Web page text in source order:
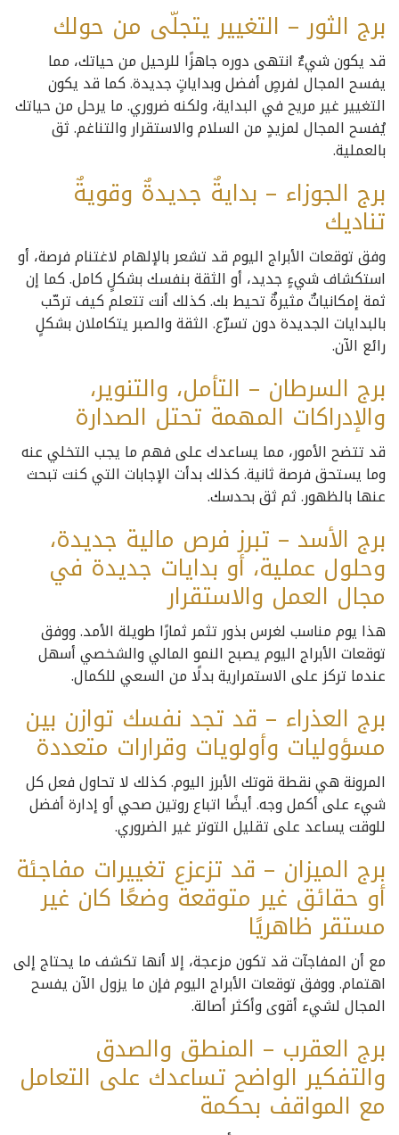
برج الثور – التغيير يتجلّى من حولك
قد يكون شيءٌ انتهى دوره جاهزًا للرحيل من حياتك، مما
يفسح المجال لفرصٍ أفضل وبداياتٍ جديدة. كما قد يكون
التغيير غير مريح في البداية، ولكنه ضروري. ما يرحل من حياتك
يُفسح المجال لمزيدٍ من السلام والاستقرار والتناغم. ثق
بالعملية.
برج الجوزاء – بدايةٌ جديدةٌ وقويةٌ
تناديك
وفق توقعات الأبراج اليوم قد تشعر بالإلهام لاغتنام فرصة، أو
استكشاف شيءٍ جديد، أو الثقة بنفسك بشكلٍ كامل. كما إن
ثمة إمكانياتٌ مثيرةٌ تحيط بك. كذلك أنت تتعلم كيف ترحّب
بالبدايات الجديدة دون تسرّع. الثقة والصبر يتكاملان بشكلٍ
رائع الآن.
برج السرطان – التأمل، والتنوير،
والإدراكات المهمة تحتل الصدارة
قد تتضح الأمور، مما يساعدك على فهم ما يجب التخلي عنه
وما يستحق فرصة ثانية. كذلك بدأت الإجابات التي كنت تبحث
عنها بالظهور. ثم ثق بحدسك.
برج الأسد – تبرز فرص مالية جديدة،
وحلول عملية، أو بدايات جديدة في
مجال العمل والاستقرار
هذا يوم مناسب لغرس بذور تثمر ثمارًا طويلة الأمد. ووفق
توقعات الأبراج اليوم يصبح النمو المالي والشخصي أسهل
عندما تركز على الاستمرارية بدلًا من السعي للكمال.
برج العذراء – قد تجد نفسك توازن بين
مسؤوليات وأولويات وقرارات متعددة
المرونة هي نقطة قوتك الأبرز اليوم. كذلك لا تحاول فعل كل
شيء على أكمل وجه. أيضًا اتباع روتين صحي أو إدارة أفضل
للوقت يساعد على تقليل التوتر غير الضروري.
برج الميزان – قد تزعزع تغييرات مفاجئة
أو حقائق غير متوقعة وضعًا كان غير
مستقر ظاهريًا
مع أن المفاجآت قد تكون مزعجة، إلا أنها تكشف ما يحتاج إلى
اهتمام. ووفق توقعات الأبراج اليوم فإن ما يزول الآن يفسح
المجال لشيء أقوى وأكثر أصالة.
برج العقرب – المنطق والصدق
والتفكير الواضح تساعدك على التعامل
مع المواقف بحكمة